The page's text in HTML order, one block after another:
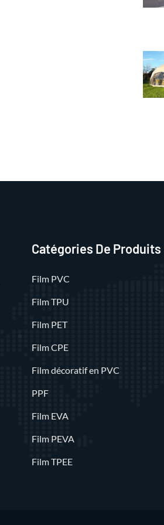
Catégories De Produits
Film PVC
Film TPU
Film PET
Film CPE
Film décoratif en PVC
PPF
Film EVA
Film PEVA
Film TPEE